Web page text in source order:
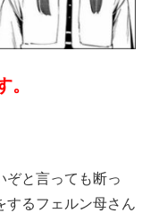
。
ぞと言っても断っ
するフェルン母さん